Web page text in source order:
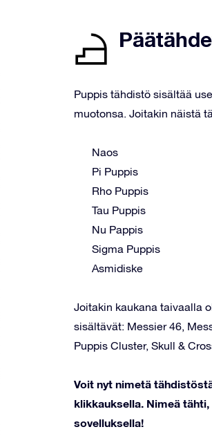
Puppis tähdistö sisältää
muotonsa. Joitakin näistä
Naos
Pi Puppis
Rho Puppis
Tau Puppis
Nu Pappis
Sigma Puppis
Asmidiske
Joitakin kaukana taivaalla
sisältävät: Messier 46,
Puppis Cluster, Skull &
Voit nyt nimetä
klikkauksella. Nimeä
sovelluksella!